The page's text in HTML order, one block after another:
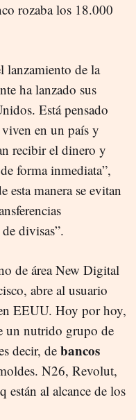
rozaba los 18.000
de la
ha lanzado sus
Está pensado
viven en un país y
recibir el dinero y
forma inmediata”,
esta manera se evitan
divisas”.
de área New Digital
abre al usuario
EEUU. Hoy por hoy,
un nutrido grupo de
decir, de bancos
N26, Revolut,
al alcance de los